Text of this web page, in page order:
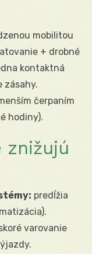
mobilitou
+ drobné
kontaktná
zásahy.
čerpaním
hodiny).
znižujú
predĺžia
varovanie